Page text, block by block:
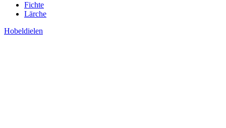
Fichte
Lärche
Hobeldielen